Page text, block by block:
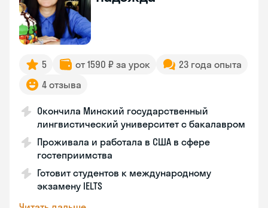
5 от 1590 ₽ за урок
23 года опыта
4 отзыва
Окончила Минский государственный
лингвистический университет с бакалавром
Проживала и работала в США в сфере
гостеприимства
Готовит студентов к международному
экзамену IELTS